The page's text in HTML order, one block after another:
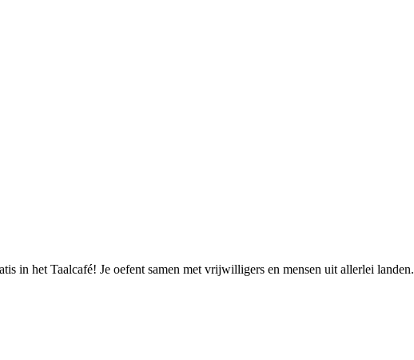
in het Taalcafé! Je oefent samen met vrijwilligers en mensen uit allerlei landen.